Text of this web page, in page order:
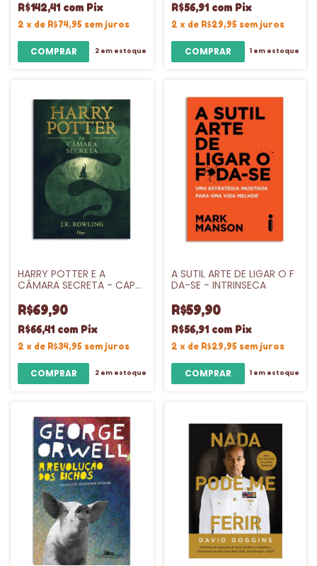
R$142,41 com Pix
2 x de R$74,95 sem juros
2em estoque
R$56,91 com Pix
2 x de R$29,95 sem juros
1 em estoque
HARRY POTTER E A
CÂMARA SECRETA - CAPA
R$69,90
R$66,41 com Pix
2 x de R$34,95 sem juros
2em estoque
A SUTIL ARTE DE LIGAR O F
DA-SE - INTRINSECA
R$59,90
R$56,91 com Pix
2 x de R$29,95 sem juros
1 em estoque